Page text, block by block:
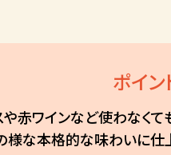
ポイン
や赤ワインなど使わなく
様な本格的な味わいに仕